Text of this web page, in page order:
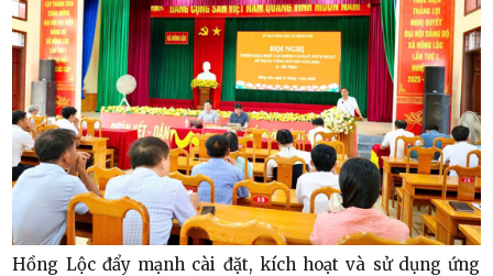
Hồng Lộc đẩy mạnh cài đặt, kích hoạt và sử dụng ứng